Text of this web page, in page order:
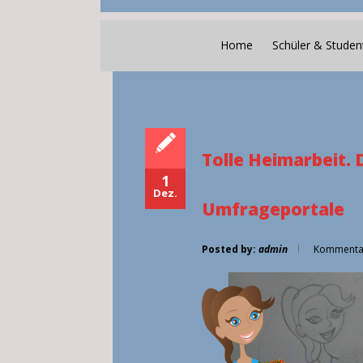
Home Schüler &
1
Dez.
Tolle Heimarbeit.
Umfrageportale
Posted by: admin